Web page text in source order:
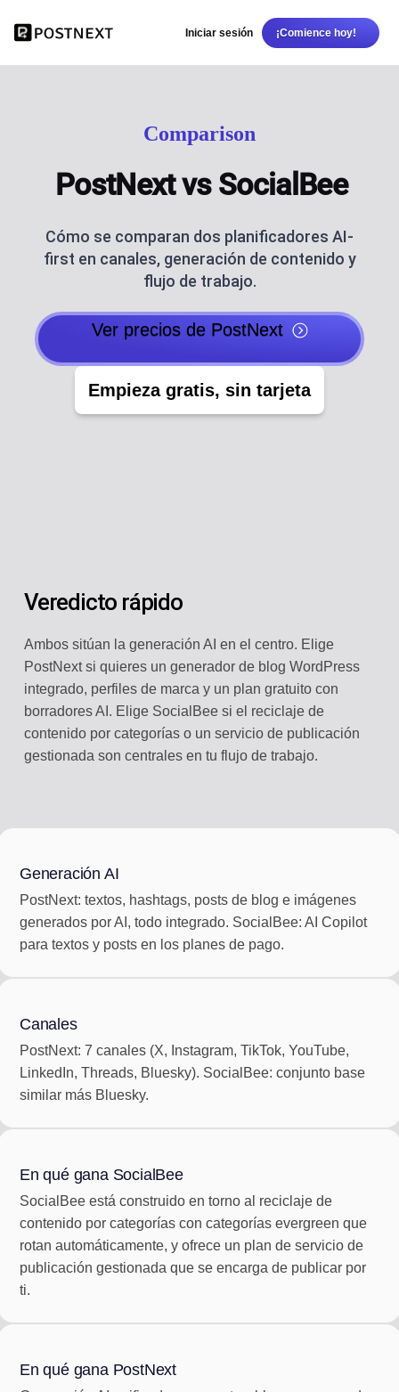
Iniciar sesión ¡Comience hoy!
Comparison
PostNext vs SocialBee
Cómo se comparan dos planificadores AI-
first en canales, generación de contenido y
flujo de trabajo.
Ver precios de PostNext
Empieza gratis, sin tarjeta
Veredicto rápido
Ambos sitúan la generación AI en el centro. Elige
PostNext si quieres un generador de blog WordPress
integrado, perfiles de marca y un plan gratuito con
borradores AI. Elige SocialBee si el reciclaje de
contenido por categorías o un servicio de publicación
gestionada son centrales en tu flujo de trabajo.
Generación AI
PostNext: textos, hashtags, posts de blog e imágenes
generados por AI, todo integrado. SocialBee: AI Copilot
para textos y posts en los planes de pago.
Canales
PostNext: 7 canales (X, Instagram, TikTok, YouTube,
LinkedIn, Threads, Bluesky). SocialBee: conjunto base
similar más Bluesky.
En qué gana SocialBee
SocialBee está construido en torno al reciclaje de
contenido por categorías con categorías evergreen que
rotan automáticamente, y ofrece un plan de servicio de
publicación gestionada que se encarga de publicar por
ti.
En qué gana PostNext